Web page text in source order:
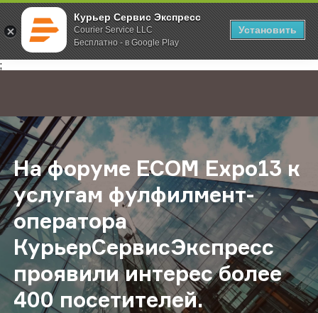
Курьер Сервис Экспресс
Courier Service LLC
Бесплатно - в Google Play
Установить
;
Главная О компании Новости На форуме ECOM Expo13 к
На форуме ECOM Expo13 к
услугам фулфилмент-
оператора
КурьерСервисЭкспресс
проявили интерес более
400 посетителей.